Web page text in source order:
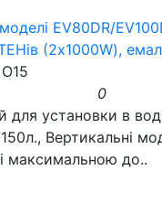
EV80DR/
(2х1000W),
0
для установки в
Вертикальні
максимальною до..